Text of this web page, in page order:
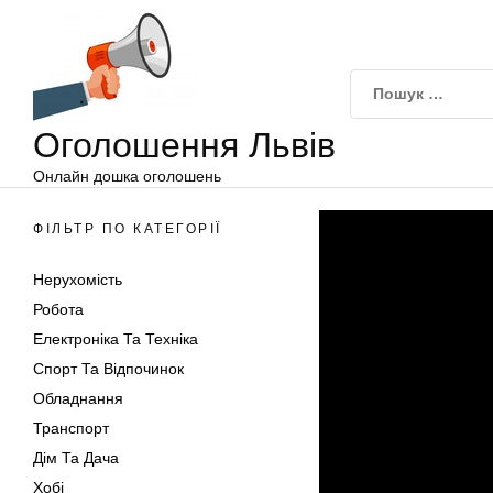
Оголошення Львів
Онлайн дошка оголошень
ФІЛЬТР ПО КАТЕГОРІЇ
Нерухомість
Робота
Електроніка Та Техніка
Спорт Та Відпочинок
Обладнання
Транспорт
Дім Та Дача
Хобі